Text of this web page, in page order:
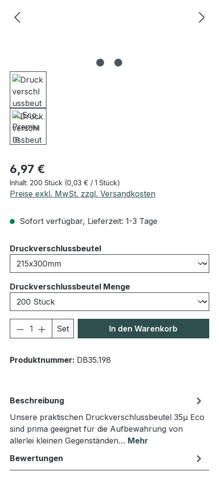
Regulärer Preis:
6,97 €
Inhalt: 200 Stück (0,03 € / 1 Stück)
Preise exkl. MwSt. zzgl. Versandkosten
Sofort verfügbar, Lieferzeit: 1-3 Tage
Druckverschlussbeutelauswählen
Druckverschlussbeutel Mengeauswählen
Produkt Anzahl: Gib den
Set In den Warenkorb
Produktnummer: DB35.198
Beschreibung
Unsere praktischen Druckverschlussbeutel 35μ Eco
sind prima geeignet für die Aufbewahrung von
allerlei kleinen Gegenständen… Mehr
Bewertungen